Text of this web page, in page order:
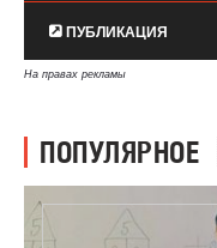
ПУБЛИКАЦИЯ
На правах рекламы
ПОПУЛЯРНОЕ